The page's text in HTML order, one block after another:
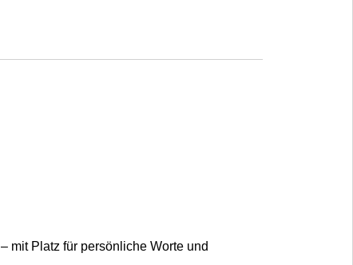
– mit Platz für persönliche Worte und